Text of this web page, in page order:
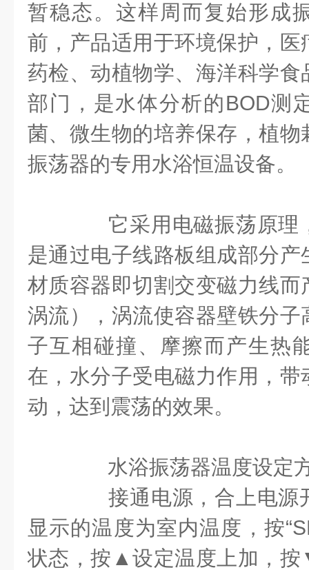
暂稳态。这样周而复始形成
前，产品适用于环境保护，
药检、动植物学、海洋科学
部门，是水体分析的BOD测
菌、微生物的培养保存，植
振荡器的专用水浴恒温设备。
它采用电磁振荡原理
是通过电子线路板组成部分
材质容器即切割交变磁力线
涡流），涡流使容器壁铁分
子互相碰撞、摩擦而产生热
在，水分子受电磁力作用，
动，达到震荡的效果。
水浴振荡器温度设定
接通电源，合上电源
显示的温度为室内温度，按
状态，按▲设定温度上加，